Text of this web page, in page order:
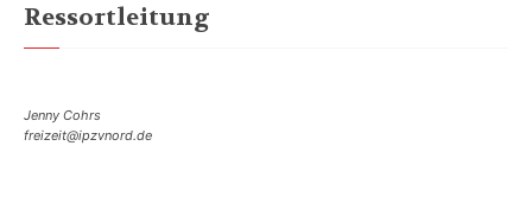
Ressortleitung
Jenny Cohrs
freizeit@ipzvnord.de